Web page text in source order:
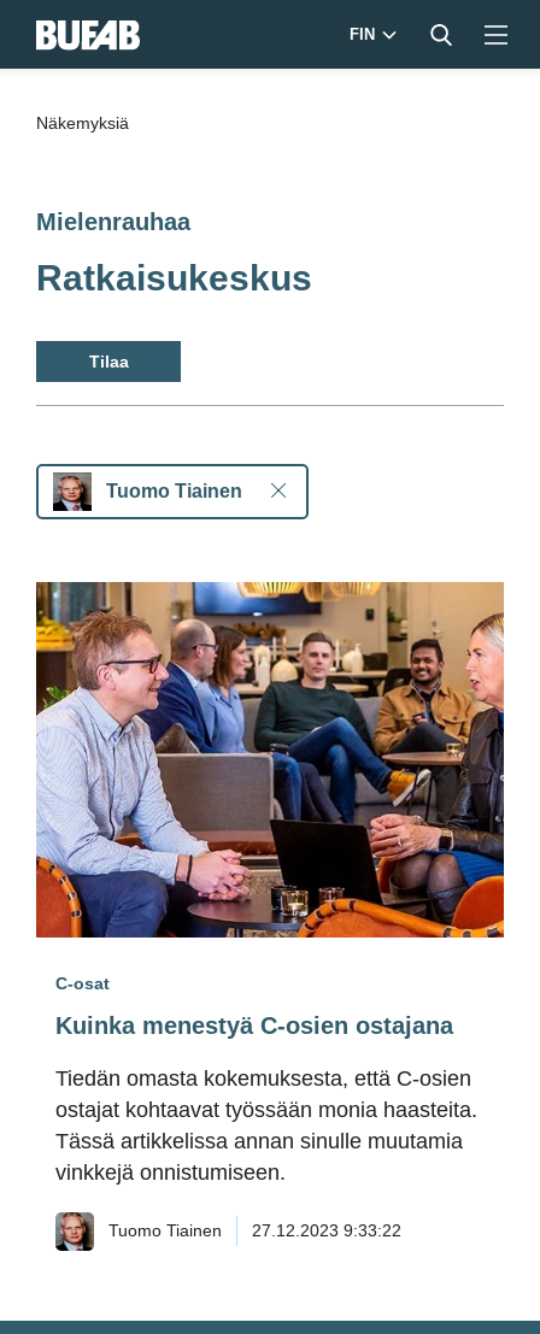
FIN
Näkemyksiä
Mielenrauhaa
Ratkaisukeskus
Tilaa
Tuomo Tiainen
C-osat
Kuinka menestyä C-osien ostajana
Tiedän omasta kokemuksesta, että C-osien
ostajat kohtaavat työssään monia haasteita.
Tässä artikkelissa annan sinulle muutamia
vinkkejä onnistumiseen.
Tuomo Tiainen 27.12.2023 9:33:22